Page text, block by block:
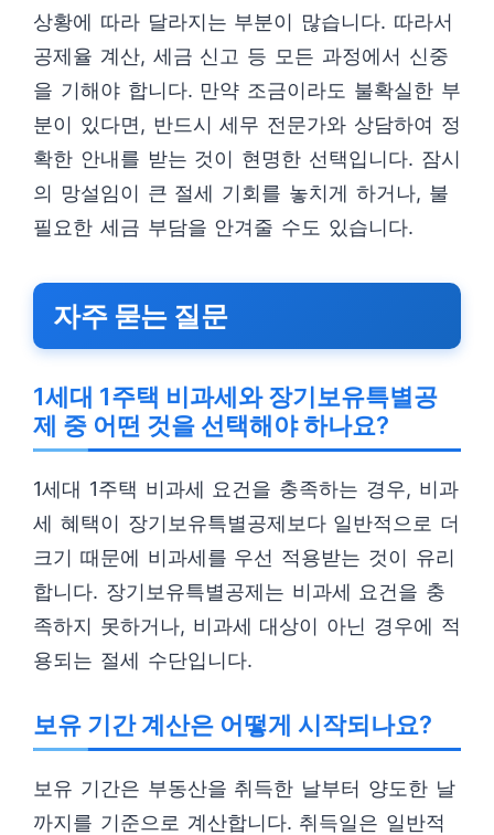
상황에 따라 달라지는 부분이 많습니다. 따라서
공제율 계산, 세금 신고 등 모든 과정에서 신중
을 기해야 합니다. 만약 조금이라도 불확실한 부
분이 있다면, 반드시 세무 전문가와 상담하여 정
확한 안내를 받는 것이 현명한 선택입니다. 잠시
의 망설임이 큰 절세 기회를 놓치게 하거나, 불
필요한 세금 부담을 안겨줄 수도 있습니다.
자주 묻는 질문
1세대 1주택 비과세와 장기보유특별공
제 중 어떤 것을 선택해야 하나요?
1세대 1주택 비과세 요건을 충족하는 경우, 비과
세 혜택이 장기보유특별공제보다 일반적으로 더
크기 때문에 비과세를 우선 적용받는 것이 유리
합니다. 장기보유특별공제는 비과세 요건을 충
족하지 못하거나, 비과세 대상이 아닌 경우에 적
용되는 절세 수단입니다.
보유 기간 계산은 어떻게 시작되나요?
보유 기간은 부동산을 취득한 날부터 양도한 날
까지를 기준으로 계산합니다. 취득일은 일반적